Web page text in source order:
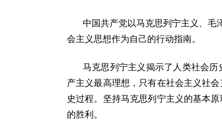
中国共产党以马克思列宁主义、毛
会主义思想作为自己的行动指南。
马克思列宁主义揭示了人类社会
产主义最高理想，只有在社会主义社
史过程。坚持马克思列宁主义的基本
的胜利。